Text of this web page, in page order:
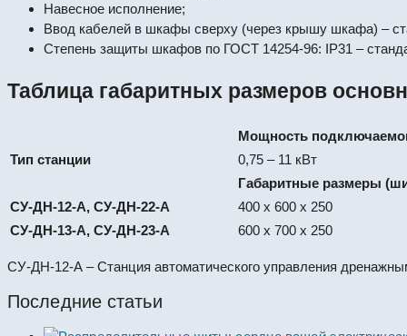
Навесное исполнение;
Ввод кабелей в шкафы сверху (через крышу шкафа) –
Степень защиты шкафов по ГОСТ 14254-96: IP31 –
Таблица габаритных размеров
Тип станции
Мощность
0,75 – 11 кВт
Габаритные размеры
СУ-ДН-12-А, СУ-ДН-22-А
400 х 600 х 250
СУ-ДН-13-А, СУ-ДН-23-А
600 х 700 х 250
СУ-ДН-12-А – Станция автоматического управления
Последние статьи